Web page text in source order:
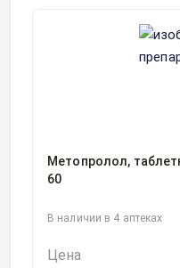
Метопролол,
60
В наличии в 4 аптеках
Цена